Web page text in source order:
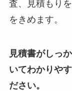
査、見積もり
をきめます。
見積書がしっ
いてわかりや
ださい。